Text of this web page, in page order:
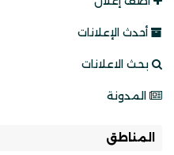
أحدث الإعلانات
بحث الاعلانات
المدونة
المناطق